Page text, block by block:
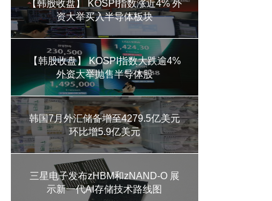
【韩股收盘】 KOSPI指数涨近4% 外
资大举买入半导体板块
【韩股收盘】 KOSPI指数大跌逾4%
外资大举抛售半导体股
韩国7月外汇储备增至4279.5亿美元
环比增5.9亿美元
三星电子发布zHBM和zNAND-O 展
示新一代AI存储技术路线图